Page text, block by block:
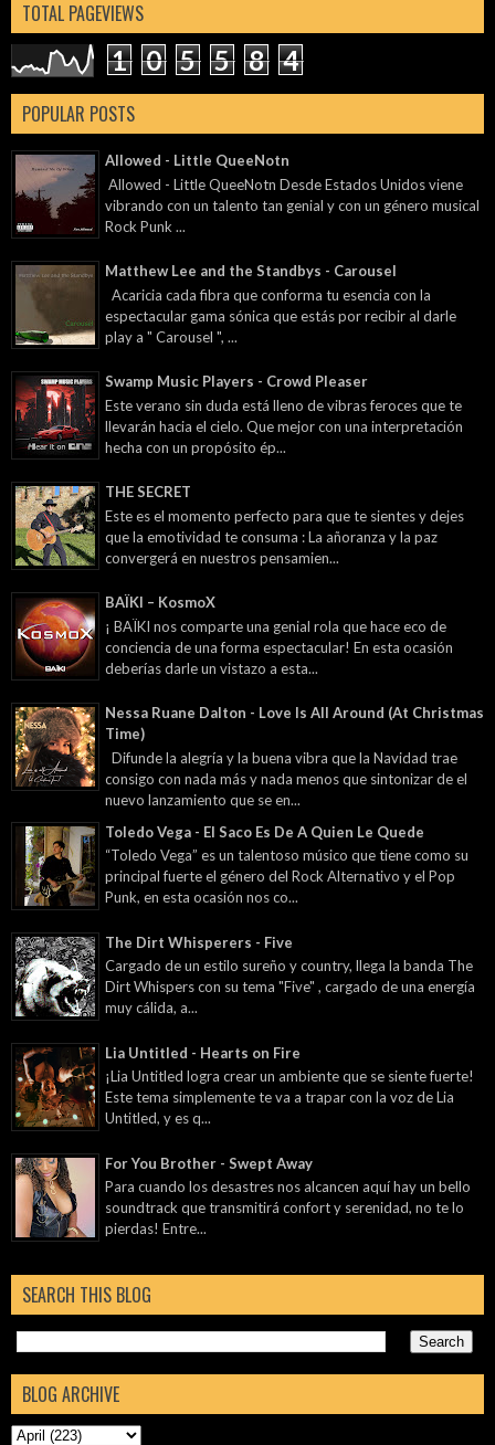
TOTAL PAGEVIEWS
1 0 5 5 8 4
POPULAR POSTS
Allowed - Little QueeNotn
Allowed - Little QueeNotn Desde Estados Unidos viene
vibrando con un talento tan genial y con un género musical
Rock Punk ...
Matthew Lee and the Standbys - Carousel
Acaricia cada fibra que conforma tu esencia con la
espectacular gama sónica que estás por recibir al darle
play a " Carousel ", ...
Swamp Music Players - Crowd Pleaser
Este verano sin duda está lleno de vibras feroces que te
llevarán hacia el cielo. Que mejor con una interpretación
hecha con un propósito ép...
THE SECRET
Este es el momento perfecto para que te sientes y dejes
que la emotividad te consuma : La añoranza y la paz
convergerá en nuestros pensamien...
BAÏKI – KosmoX
¡ BAÏKI nos comparte una genial rola que hace eco de
conciencia de una forma espectacular! En esta ocasión
deberías darle un vistazo a esta...
Nessa Ruane Dalton - Love Is All Around (At Christmas
Time)
Difunde la alegría y la buena vibra que la Navidad trae
consigo con nada más y nada menos que sintonizar de el
nuevo lanzamiento que se en...
Toledo Vega - El Saco Es De A Quien Le Quede
“Toledo Vega” es un talentoso músico que tiene como su
principal fuerte el género del Rock Alternativo y el Pop
Punk, en esta ocasión nos co...
The Dirt Whisperers - Five
Cargado de un estilo sureño y country, llega la banda The
Dirt Whispers con su tema "Five" , cargado de una energía
muy cálida, a...
Lia Untitled - Hearts on Fire
¡Lia Untitled logra crear un ambiente que se siente fuerte!
Este tema simplemente te va a trapar con la voz de Lia
Untitled, y es q...
For You Brother - Swept Away
Para cuando los desastres nos alcancen aquí hay un bello
soundtrack que transmitirá confort y serenidad, no te lo
pierdas! Entre...
SEARCH THIS BLOG
BLOG ARCHIVE